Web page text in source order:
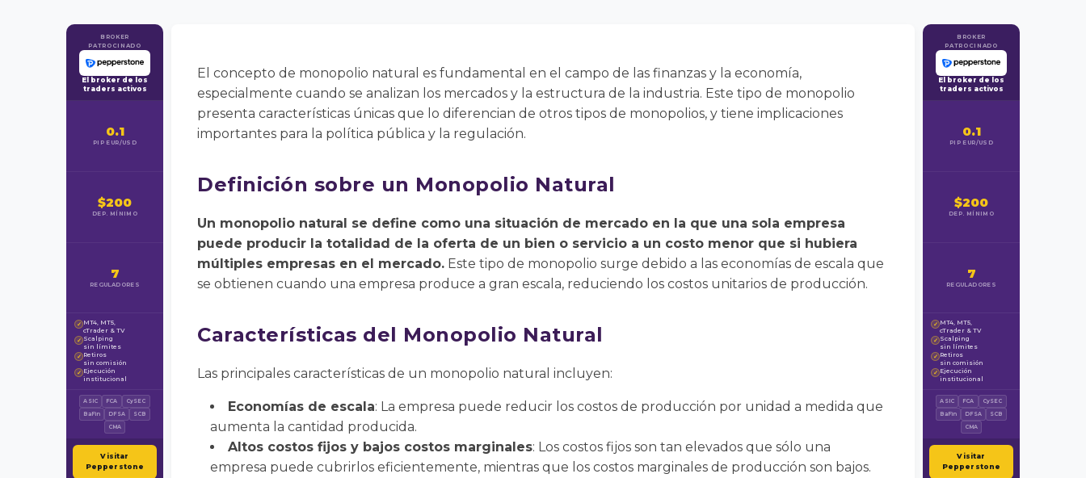
BROKER
PATROCINADO
El broker de los
traders activos
0.1
PIP EUR/USD
$200
DEP. MÍNIMO
7
REGULADORES
✓ MT4, MT5,
cTrader & TV
✓ Scalping
sin límites
✓ Retiros
sin comisión
✓ Ejecución
institucional
ASIC FCA
CySEC
BaFin
DFSA
SCB
CMA
Visitar
Pepperstone
El concepto de monopolio natural es fundamental en el campo de las finanzas y la economía,
especialmente cuando se analizan los mercados y la estructura de la industria. Este tipo de monopolio
presenta características únicas que lo diferencian de otros tipos de monopolios, y tiene implicaciones
importantes para la política pública y la regulación.
Definición sobre un Monopolio Natural
Un monopolio natural se define como una situación de mercado en la que una sola empresa
puede producir la totalidad de la oferta de un bien o servicio a un costo menor que si hubiera
múltiples empresas en el mercado. Este tipo de monopolio surge debido a las economías de escala que
se obtienen cuando una empresa produce a gran escala, reduciendo los costos unitarios de producción.
Características del Monopolio Natural
Las principales características de un monopolio natural incluyen:
Economías de escala: La empresa puede reducir los costos de producción por unidad a medida que
aumenta la cantidad producida.
Altos costos fijos y bajos costos marginales: Los costos fijos son tan elevados que sólo una
empresa puede cubrirlos eficientemente, mientras que los costos marginales de producción son bajos.
BROKER
PATROCINADO
El broker de los
traders activos
0.1
PIP EUR/USD
$200
DEP. MÍNIMO
7
REGULADORES
✓ MT4, MT5,
cTrader & TV
✓ Scalping
sin límites
✓ Retiros
sin comisión
✓ Ejecución
institucional
ASIC FCA
CySEC
BaFin
DFSA
SCB
CMA
Visitar
Pepperstone